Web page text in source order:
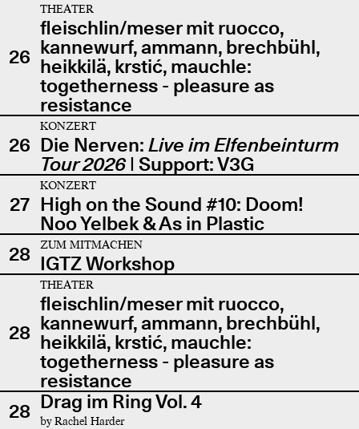
26
THEATER
fleischlin/meser mit ruocco,
kannewurf, ammann, brechbühl,
heikkilä, krstić, mauchle:
togetherness - pleasure as
resistance
26
KONZERT
Die Nerven: Live im Elfenbeinturm
Tour 2026| Support: V3G
27
KONZERT
High on the Sound #10: Doom!
Noo Yelbek & As in Plastic
28
ZUM MITMACHEN
IGTZ Workshop
28
THEATER
fleischlin/meser mit ruocco,
kannewurf, ammann, brechbühl,
heikkilä, krstić, mauchle:
togetherness - pleasure as
resistance
28 Drag im Ring Vol. 4
by Rachel Harder